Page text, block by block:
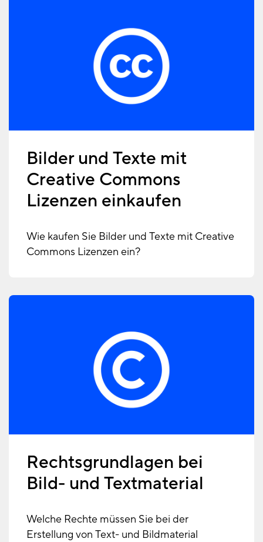
Bilder und Texte mit
Creative Commons
Lizenzen einkaufen
Wie kaufen Sie Bilder und Texte mit Creative
Commons Lizenzen ein?
Rechtsgrundlagen bei
Bild- und Textmaterial
Welche Rechte müssen Sie bei der
Erstellung von Text- und Bildmaterial